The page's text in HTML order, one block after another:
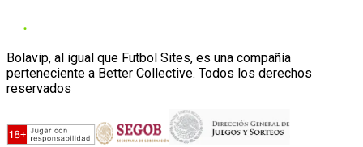
Bolavip, al igual que Futbol Sites, es una compañía
perteneciente a Better Collective. Todos los derechos
reservados